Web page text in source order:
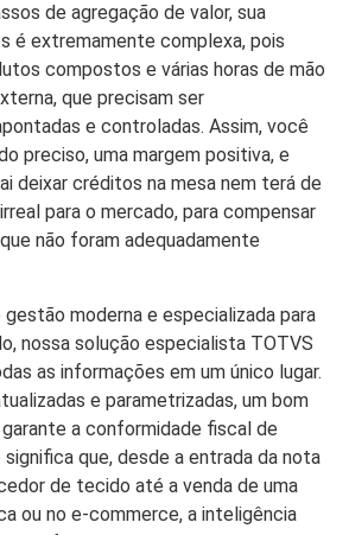
de agregação de valor, sua
é extremamente complexa, pois
compostos e várias horas de mão
que precisam ser
e controladas. Assim, você
preciso, uma margem positiva, e
deixar créditos na mesa nem terá de
para o mercado, para compensar
não foram adequadamente
moderna e especializada para
nossa solução especialista TOTVS
as informações em um único lugar.
e parametrizadas, um bom
a conformidade fiscal de
que, desde a entrada da nota
de tecido até a venda de uma
ou no e-commerce, a inteligência